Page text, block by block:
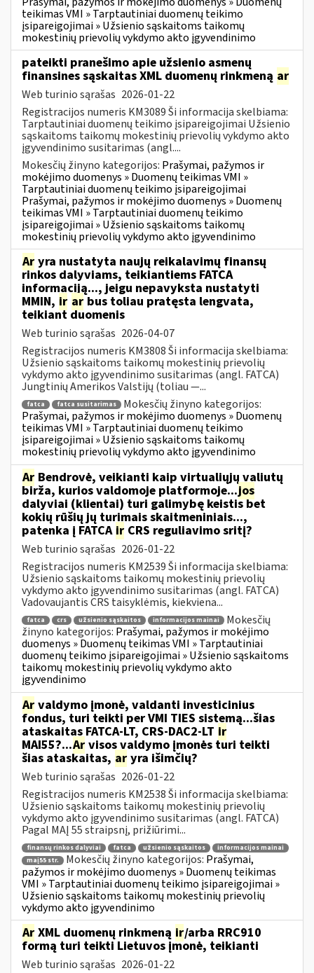
teikimas VMI » Tarptautiniai duomenų teikimo
įsipareigojimai » Užsienio sąskaitoms taikomų
mokestinių prievolių vykdymo akto įgyvendinimo
pateikti pranešimo apie užsienio asmenų
finansines sąskaitas XML duomenų rinkmeną ar
Web turinio sąrašas 2026-01-22
Registracijos numeris KM3089 Ši informacija skelbiama:
Tarptautiniai duomenų teikimo įsipareigojimai Užsienio
sąskaitoms taikomų mokestinių prievolių vykdymo akto
įgyvendinimo susitarimas (angl....
Mokesčių žinyno kategorijos: Prašymai, pažymos ir
mokėjimo duomenys » Duomenų teikimas VMI »
Tarptautiniai duomenų teikimo įsipareigojimai
Prašymai, pažymos ir mokėjimo duomenys » Duomenų
teikimas VMI » Tarptautiniai duomenų teikimo
įsipareigojimai » Užsienio sąskaitoms taikomų
mokestinių prievolių vykdymo akto įgyvendinimo
Ar yra nustatyta naujų reikalavimų finansų
rinkos dalyviams, teikiantiems FATCA
informaciją..., jeigu nepavyksta nustatyti
MMIN, ir ar bus toliau pratęsta lengvata,
teikiant duomenis
Web turinio sąrašas 2026-04-07
Registracijos numeris KM3808 Ši informacija skelbiama:
Užsienio sąskaitoms taikomų mokestinių prievolių
vykdymo akto įgyvendinimo susitarimas (angl. FATCA)
Jungtinių Amerikos Valstijų (toliau —...
fatca fatca susitarimas
Mokesčių žinyno kategorijos:
Prašymai, pažymos ir mokėjimo duomenys » Duomenų
teikimas VMI » Tarptautiniai duomenų teikimo
įsipareigojimai » Užsienio sąskaitoms taikomų
mokestinių prievolių vykdymo akto įgyvendinimo
Ar Bendrovė, veikianti kaip virtualiųjų valiutų
birža, kurios valdomoje platformoje...jos
dalyviai (klientai) turi galimybę keistis bet
kokių rūšių jų turimais skaitmeniniais...,
patenka į FATCA ir CRS reguliavimo sritį?
Web turinio sąrašas 2026-01-22
Registracijos numeris KM2539 Ši informacija skelbiama:
Užsienio sąskaitoms taikomų mokestinių prievolių
vykdymo akto įgyvendinimo susitarimas (angl. FATCA)
Vadovaujantis CRS taisyklėmis, kiekviena...
fatca crs užsienio sąskaitos informacijos mainai
Mokesčių
žinyno kategorijos: Prašymai, pažymos ir mokėjimo
duomenys » Duomenų teikimas VMI » Tarptautiniai
duomenų teikimo įsipareigojimai » Užsienio sąskaitoms
taikomų mokestinių prievolių vykdymo akto
įgyvendinimo
Ar valdymo įmonė, valdanti investicinius
fondus, turi teikti per VMI TIES sistemą...šias
ataskaitas FATCA-LT, CRS-DAC2-LT ir
MAI55?...Ar visos valdymo įmonės turi teikti
šias ataskaitas, ar yra išimčių?
Web turinio sąrašas 2026-01-22
Registracijos numeris KM2538 Ši informacija skelbiama:
Užsienio sąskaitoms taikomų mokestinių prievolių
vykdymo akto įgyvendinimo susitarimas (angl. FATCA)
Pagal MAĮ 55 straipsnį, prižiūrimi...
finansų rinkos dalyviai fatca užsienio sąskaitos
informacijos mainai
maį55 str.
Mokesčių žinyno kategorijos: Prašymai,
pažymos ir mokėjimo duomenys » Duomenų teikimas
VMI » Tarptautiniai duomenų teikimo įsipareigojimai »
Užsienio sąskaitoms taikomų mokestinių prievolių
vykdymo akto įgyvendinimo
Ar XML duomenų rinkmeną ir/arba RRC910
formą turi teikti Lietuvos įmonė, teikianti
Web turinio sąrašas 2026-01-22